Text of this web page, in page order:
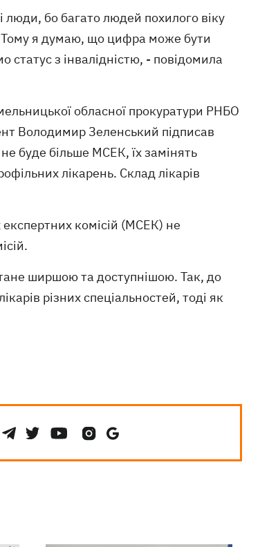
люди, бо багато людей похилого віку
Тому я думаю, що цифра може бути
з інвалідністю, - повідомила
обласної прокуратури РНБО
Володимир Зеленський підписав
буде більше МСЕК, їх замінять
лікарень. Склад лікарів
комісій (МСЕК) не
ширшою та доступнішою. Так, до
різних спеціальностей, тоді як